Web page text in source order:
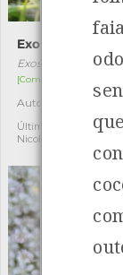
Exosoma
Exosoma
[Comum]
Autóctone
Última observação por:
Nicole Viana